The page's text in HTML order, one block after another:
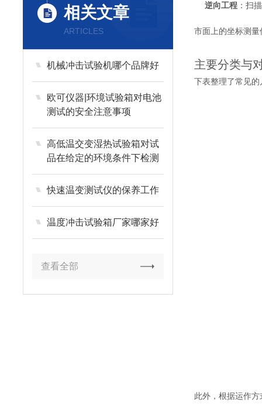
相关文章
ARTICLES
机械冲击试验机哪个品牌好
欧可仪器|环境试验箱对电池
测试的安全注意事项
高低温交变湿热试验箱对试
品在给定的环境条件下检测
产品
快速温变测试仪的保养工作
温度冲击试验箱厂家哪家好
查看全部
逆向工程 ：扫
市面上的坐标测
主要分类与
下表整理了常见
此外，根据运作